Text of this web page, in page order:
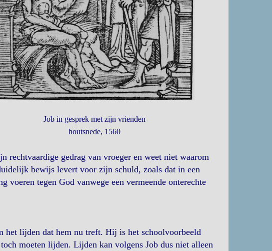
Job in gesprek met zijn vrienden
houtsnede, 1560
gedrag van vroeger en weet niet waarom
bewijs levert voor zijn schuld, zoals dat in een
voeren tegen God vanwege een vermeende onterechte
het lijden dat hem nu treft. Hij is het schoolvoorbeeld
moeten lijden. Lijden kan volgens Job dus niet alleen